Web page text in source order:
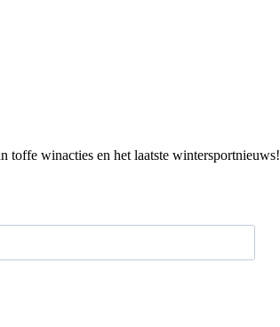
toffe winacties en het laatste wintersportnieuws!